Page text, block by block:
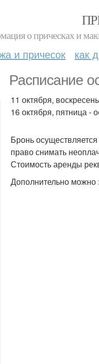
о прическах и
и причесок как
Расписание
11 октября,
16 октября, пятница -
Бронь
право снимать
Стоимость аренды
Дополнительно можно